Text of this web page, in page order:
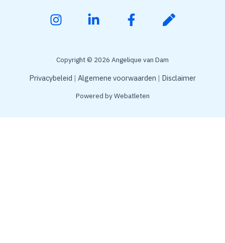
Copyright © 2026 Angelique van Dam
Privacybeleid Algemene voorwaarden Disclaimer
Powered byWebatleten